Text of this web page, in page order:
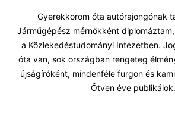
Gyerekkorom óta autórajongónak
Járműgépész mérnökként
a Közlekedéstudományi Intézetben.
óta van, sok országban rengeteg
újságíróként, mindenféle furgon és
Ötven éve publikálok.